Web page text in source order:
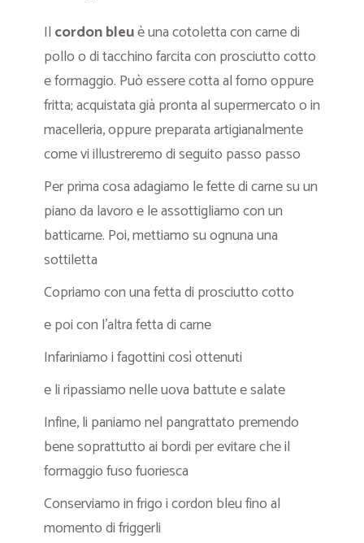
Il cordon bleuè una cotoletta con carne di
pollo o di tacchino farcita con prosciutto cotto
e formaggio. Può essere cotta al forno oppure
fritta; acquistata già pronta al supermercato o in
macelleria, oppure preparata artigianalmente
come vi illustreremo di seguito passo passo
Per prima cosa adagiamo le fette di carne su un
piano da lavoro e le assottigliamo con un
batticarne. Poi, mettiamo su ognuna una
sottiletta
Copriamo con una fetta di prosciutto cotto
e poi con l’altra fetta di carne
Infariniamo i fagottini così ottenuti
e li ripassiamo nelle uova battute e salate
Infine, li paniamo nel pangrattato premendo
bene soprattutto ai bordi per evitare che il
formaggio fuso fuoriesca
Conserviamo in frigo i cordon bleu fino al
momento di friggerli